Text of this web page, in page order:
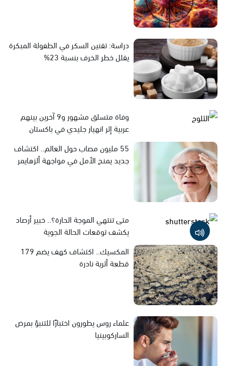
دراسة: تقنين السكر في الطفولة المبكرة
يقلل خطر الخرف بنسبة 23%
وفاة متسلق مشهور و9 آخرين بينهم
عربية إثر انهيار جليدي في باكستان
55 مليون مصاب حول العالم.. اكتشاف
جديد يمنح الأمل في مواجهة ألزهايمر
متى تنتهي الموجة الحارة؟.. خبير أرصاد
يكشف توقعات الحالة الجوية
المكسيك.. اكتشاف كهف يضم 179
قطعة أثرية نادرة
علماء روس يطورون اختبارًا للتنبؤ بمرض
الساركوبينيا